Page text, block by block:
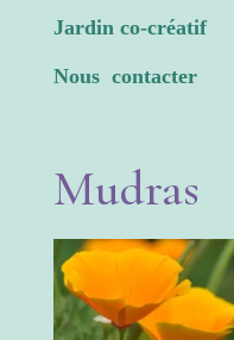
Jardin co-créatif
Nous contacter
Mudras